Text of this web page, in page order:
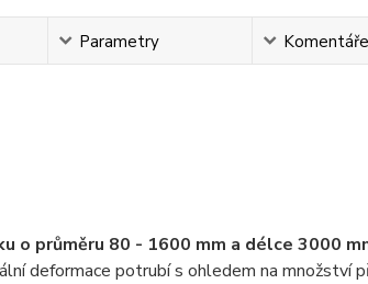
Parametry Komentáře
o průměru 80 - 1600 mm a délce 3000
deformace potrubí s ohledem na množství